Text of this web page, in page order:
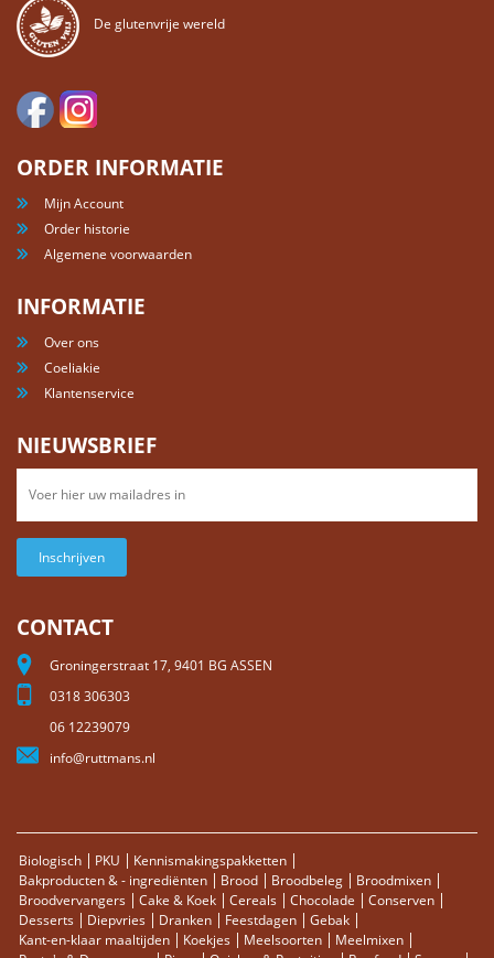
De glutenvrije wereld
ORDER INFORMATIE
Mijn Account
Order historie
Algemene voorwaarden
INFORMATIE
Over ons
Coeliakie
Klantenservice
NIEUWSBRIEF
Inschrijven
CONTACT
Groningerstraat 17, 9401 BG ASSEN
0318 306303
06 12239079
info@ruttmans.nl
Biologisch PKU
Kennismakingspakketten
Bakproducten & - ingrediënten
Brood Broodbeleg
Broodmixen
Broodvervangers
Cake & Koek Cereals Chocolade
Conserven
Desserts
Diepvries Dranken Feestdagen
Gebak
Kant-en-klaar maaltijden
Koekjes Meelsoorten
Meelmixen